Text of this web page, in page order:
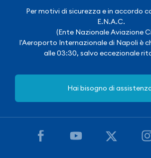
Per motivi di sicurezza e in accordo
E.N.A.C.
(Ente Nazionale Aviazione
l'Aeroporto Internazionale di Napoli è
alle 03:30, salvo eccezionale
Hai bisogno di